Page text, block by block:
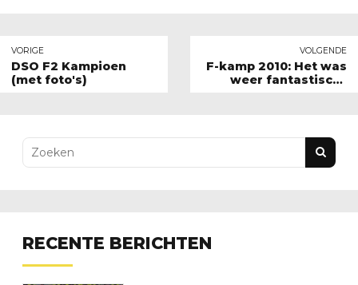
VORIGE
DSO F2 Kampioen
(met foto's)
VOLGENDE
F-kamp 2010: Het was
weer fantastisch!!
RECENTE BERICHTEN